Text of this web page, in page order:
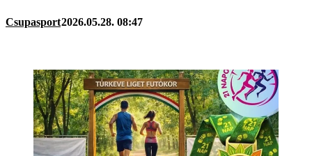
Csupasport2026.05.28. 08:47